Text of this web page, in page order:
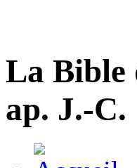
La Bible
ap. J.-C.